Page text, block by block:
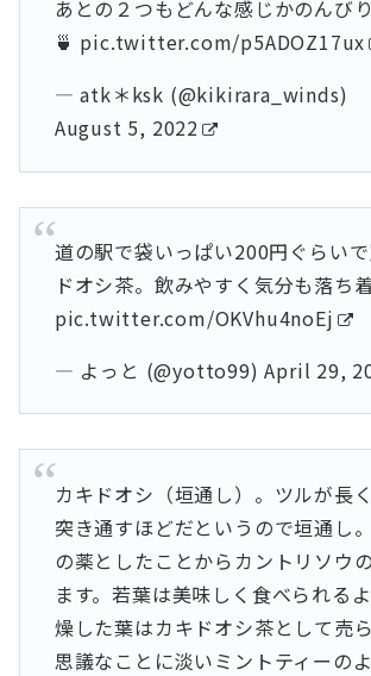
あとの２つもどんな感じかのんび
🍵 pic.twitter.com/p5ADOZ17ux
— atk＊ksk (@kikirara_winds)
August 5, 2022
道の駅で袋いっぱい200円ぐらい
ドオシ茶。飲みやすく気分も落ち
pic.twitter.com/OKVhu4noEj
— よっと (@yotto99)April 29,
カキドオシ（垣通し）。ツルが長
突き通すほどだというので垣通し
の薬としたことからカントリソウ
ます。若葉は美味しく食べられる
燥した葉はカキドオシ茶として売
思議なことに淡いミントティーの